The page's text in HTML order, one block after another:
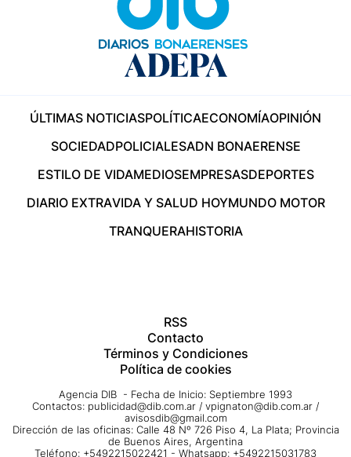
ÚLTIMAS NOTICIASPOLÍTICAECONOMÍAOPINIÓN
SOCIEDADPOLICIALESADN BONAERENSE
ESTILO DE VIDAMEDIOSEMPRESASDEPORTES
DIARIO EXTRAVIDA Y SALUD HOYMUNDO MOTOR
TRANQUERAHISTORIA
RSS
Contacto
Términos y Condiciones
Política de cookies
Agencia DIB - Fecha de Inicio: Septiembre 1993
Contactos: publicidad@dib.com.ar / vpignaton@dib.com.ar /
avisosdib@gmail.com
Dirección de las oficinas: Calle 48 Nº 726 Piso 4, La Plata; Provincia
de Buenos Aires, Argentina
Teléfono: +5492215022421 - Whatsapp: +5492215031783